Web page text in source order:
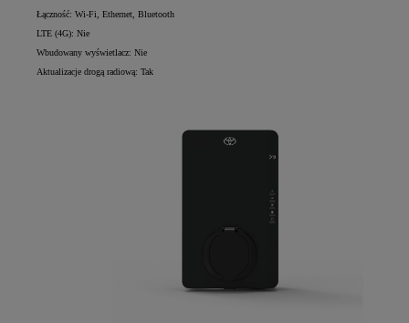
Łączność: Wi-Fi, Ethernet, Bluetooth
LTE (4G): Nie
Wbudowany wyświetlacz: Nie
Aktualizacje drogą radiową: Tak